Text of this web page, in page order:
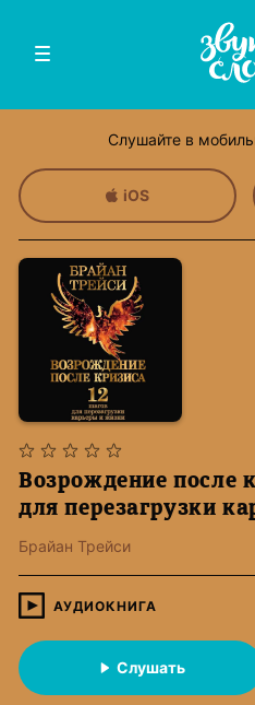
Слушайте в
iOS
Возрождение после
для перезагрузки
Брайан Трейси
АУДИОКНИГА
Слушать